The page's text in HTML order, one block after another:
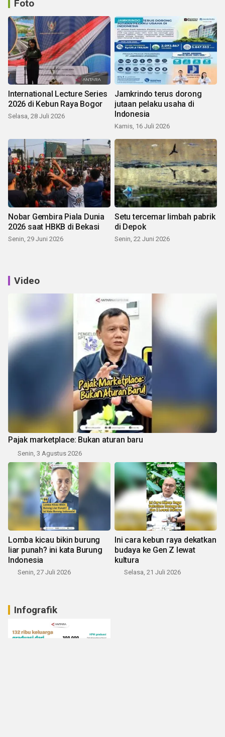
Foto
International Lecture Series
2026 di Kebun Raya Bogor
Selasa, 28 Juli 2026
Jamkrindo terus dorong
jutaan pelaku usaha di
Indonesia
Kamis, 16 Juli 2026
Nobar Gembira Piala Dunia
2026 saat HBKB di Bekasi
Senin, 29 Juni 2026
Setu tercemar limbah pabrik
di Depok
Senin, 22 Juni 2026
Video
Pajak marketplace: Bukan aturan baru
Senin, 3 Agustus 2026
Lomba kicau bikin burung
liar punah? ini kata Burung
Indonesia
Senin, 27 Juli 2026
Ini cara kebun raya dekatkan
budaya ke Gen Z lewat
kultura
Selasa, 21 Juli 2026
Infografik